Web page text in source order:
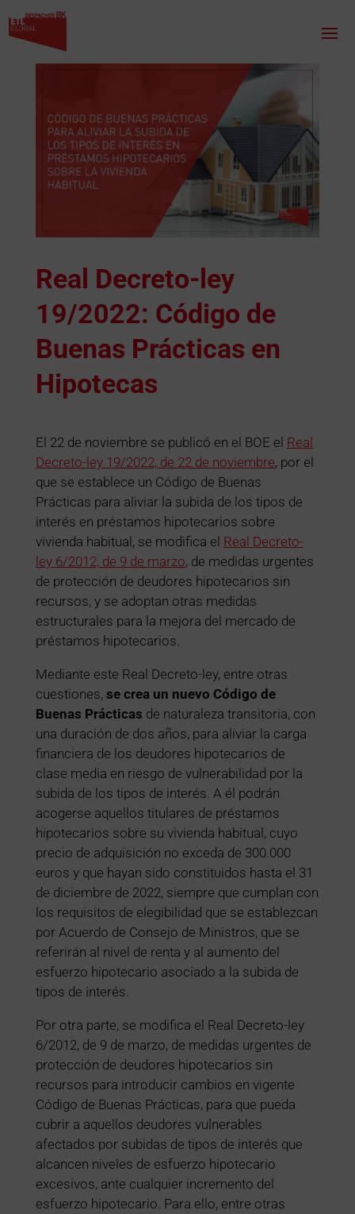
Real Decreto-ley
19/2022: Código de
Buenas Prácticas en
Hipotecas
El 22 de noviembre se publicó en el BOE el Real
Decreto-ley 19/2022, de 22 de noviembre, por el
que se establece un Código de Buenas
Prácticas para aliviar la subida de los tipos de
interés en préstamos hipotecarios sobre
vivienda habitual, se modifica el Real Decreto-
ley 6/2012, de 9 de marzo, de medidas urgentes
de protección de deudores hipotecarios sin
recursos, y se adoptan otras medidas
estructurales para la mejora del mercado de
préstamos hipotecarios.
Mediante este Real Decreto-ley, entre otras
cuestiones, se crea un nuevo Código de
Buenas Prácticas de naturaleza transitoria, con
una duración de dos años, para aliviar la carga
financiera de los deudores hipotecarios de
clase media en riesgo de vulnerabilidad por la
subida de los tipos de interés. A él podrán
acogerse aquellos titulares de préstamos
hipotecarios sobre su vivienda habitual, cuyo
precio de adquisición no exceda de 300.000
euros y que hayan sido constituidos hasta el 31
de diciembre de 2022, siempre que cumplan con
los requisitos de elegibilidad que se establezcan
por Acuerdo de Consejo de Ministros, que se
referirán al nivel de renta y al aumento del
esfuerzo hipotecario asociado a la subida de
tipos de interés.
Por otra parte, se modifica el Real Decreto-ley
6/2012, de 9 de marzo, de medidas urgentes de
protección de deudores hipotecarios sin
recursos para introducir cambios en vigente
Código de Buenas Prácticas, para que pueda
cubrir a aquellos deudores vulnerables
afectados por subidas de tipos de interés que
alcancen niveles de esfuerzo hipotecario
excesivos, ante cualquier incremento del
esfuerzo hipotecario. Para ello, entre otras